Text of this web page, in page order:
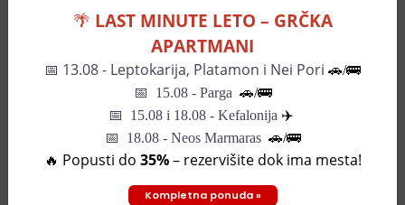
Vila Magio (ex Vila Ina 1)
🌴 LAST MINUTE LETO – GRČKA
APARTMANI
📅 13.08 - Leptokarija, Platamon i Nei Pori 🚗/🚌
📅 15.08 - Parga 🚗/🚌
📅 15.08 i 18.08 - Kefalonija ✈️
📅 18.08 - Neos Marmaras 🚗/🚌
🔥 Popusti do 35%– rezervišite dok ima mesta!
Kompletna ponuda »